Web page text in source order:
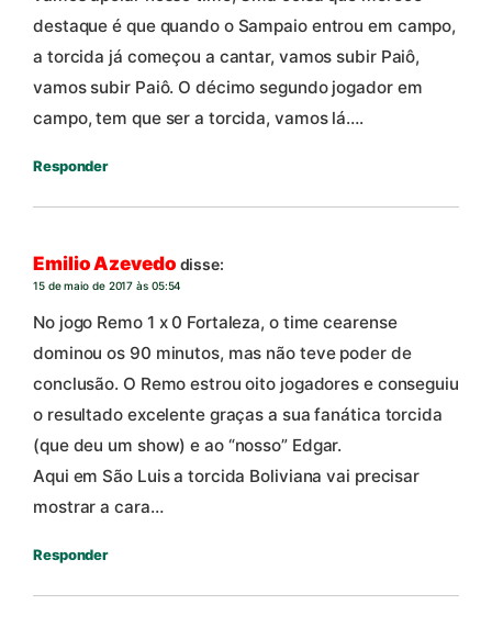
destaque é que quando o Sampaio entrou em campo,
a torcida já começou a cantar, vamos subir Paiô,
vamos subir Paiô. O décimo segundo jogador em
campo, tem que ser a torcida, vamos lá….
Responder
Emilio Azevedo disse:
15 de maio de 2017 às 05:54
No jogo Remo 1 x 0 Fortaleza, o time cearense
dominou os 90 minutos, mas não teve poder de
conclusão. O Remo estrou oito jogadores e conseguiu
o resultado excelente graças a sua fanática torcida
(que deu um show) e ao “nosso” Edgar.
Aqui em São Luis a torcida Boliviana vai precisar
mostrar a cara…
Responder